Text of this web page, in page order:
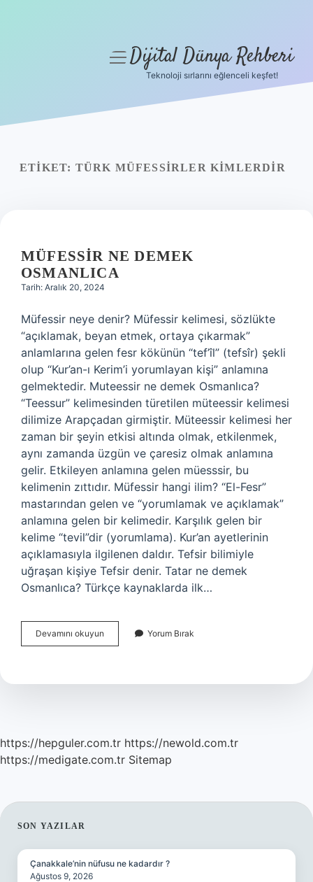
Yasal Uyarı
menüyüDijital Dünya Rehberi
Teknoloji sırlarını eğlenceli keşfet!
ETIKET: TÜRK MÜFESSIRLER KIMLERDIR
MÜFESSIR NE DEMEK
OSMANLICA
Tarih: Aralık 20, 2024
Müfessir neye denir? Müfessir kelimesi, sözlükte
“açıklamak, beyan etmek, ortaya çıkarmak”
anlamlarına gelen fesr kökünün “tef’îl” (tefsîr) şekli
olup “Kur’an-ı Kerim’i yorumlayan kişi” anlamına
gelmektedir. Muteessir ne demek Osmanlıca?
“Teessur” kelimesinden türetilen müteessir kelimesi
dilimize Arapçadan girmiştir. Müteessir kelimesi her
zaman bir şeyin etkisi altında olmak, etkilenmek,
aynı zamanda üzgün ve çaresiz olmak anlamına
gelir. Etkileyen anlamına gelen müesssir, bu
kelimenin zıttıdır. Müfessir hangi ilim? “El-Fesr”
mastarından gelen ve “yorumlamak ve açıklamak”
anlamına gelen bir kelimedir. Karşılık gelen bir
kelime “tevil”dir (yorumlama). Kur’an ayetlerinin
açıklamasıyla ilgilenen daldır. Tefsir bilimiyle
uğraşan kişiye Tefsir denir. Tatar ne demek
Osmanlıca? Türkçe kaynaklarda ilk…
Devamını okuyun Müfessir
Ne
Yorum Bırak
https://hepguler.com.tr https://newold.com.tr
https://medigate.com.tr Sitemap
SIDEBAR
SON YAZILAR
Çanakkale’nin nüfusu ne kadardır ?
Ağustos 9, 2026